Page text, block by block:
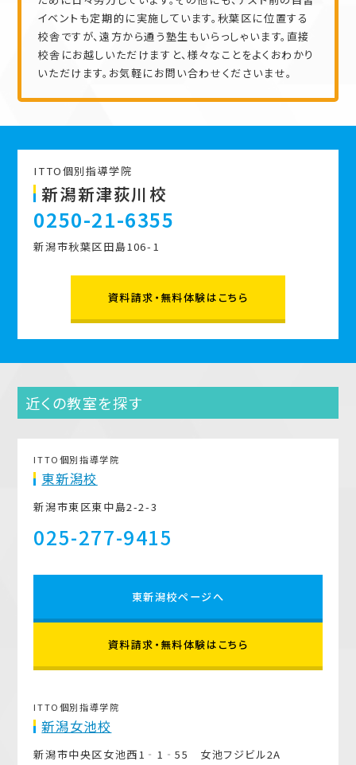
イベントも定期的に実施しています。秋葉区に位置する
校舎ですが、遠方から通う塾生もいらっしゃいます。直接
校舎にお越しいただけますと、様々なことをよくおわかり
いただけます。お気軽にお問い合わせくださいませ。
ITTO個別指導学院
新潟新津荻川校
0250-21-6355
新潟市秋葉区田島106-1
資料請求・無料体験はこちら
近くの教室を探す
ITTO個別指導学院
東新潟校
新潟市東区東中島2-2-3
025-277-9415
東新潟校ページへ
資料請求・無料体験はこちら
ITTO個別指導学院
新潟女池校
新潟市中央区女池西1‐1‐55 女池フジビル2A